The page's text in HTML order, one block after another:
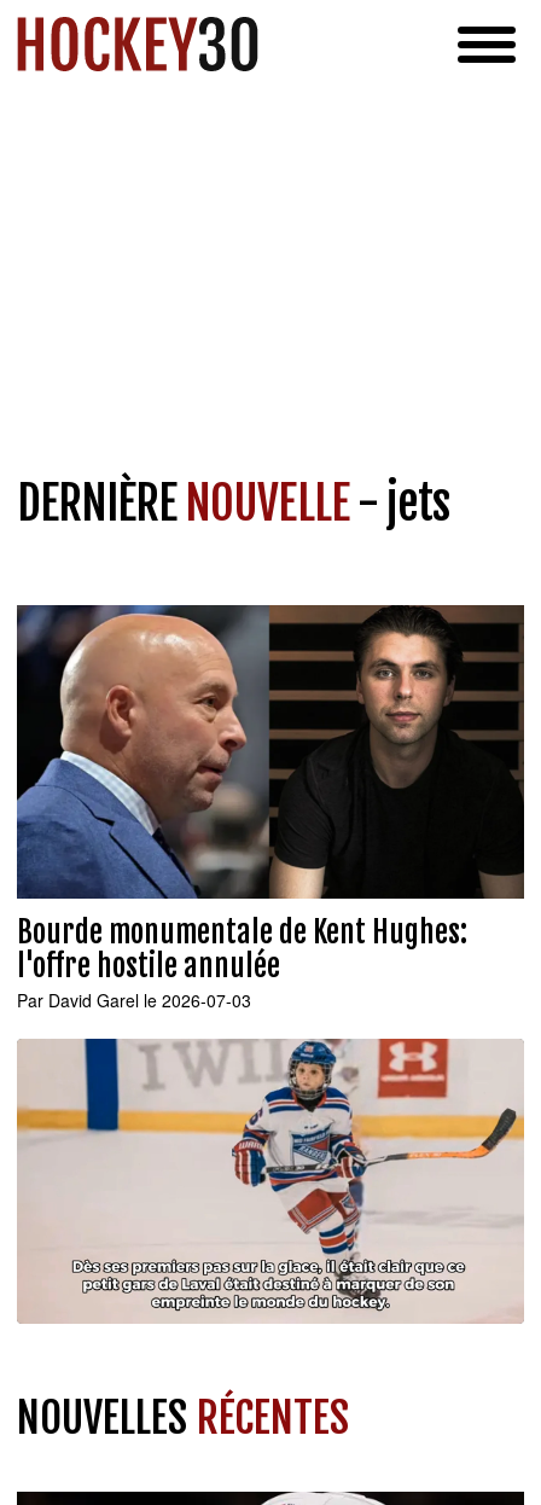
DERNIÈRENOUVELLE- jets
Bourde monumentale de Kent Hughes:
l'offre hostile annulée
Par David Garel le 2026-07-03
NOUVELLES RÉCENTES